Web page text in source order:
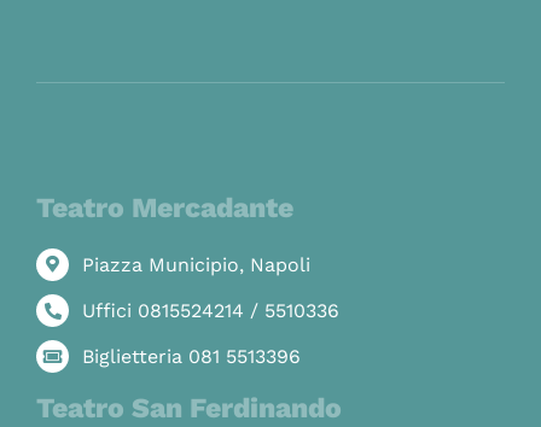
Teatro Mercadante
Piazza Municipio, Napoli
Uffici 0815524214 / 5510336
Biglietteria 081 5513396
Teatro San Ferdinando